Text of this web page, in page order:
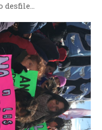
desfile…